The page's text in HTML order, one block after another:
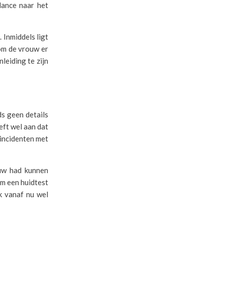
naar het
Inmiddels ligt
de vrouw er
te zijn
geen details
wel aan dat
met
had kunnen
een huidtest
vanaf nu wel